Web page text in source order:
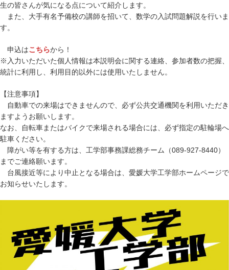
生の皆さんが気になる点について紹介します。
また、大手有名予備校の講師を招いて、数学の入試問題解説を行いま
す。
申込はこちらから！
※入力いただいた個人情報は本説明会に関する連絡、参加者数の把握、
統計に利用し、利用目的以外には使用いたしません。
【注意事項】
自動車での来場はできませんので、必ず公共交通機関を利用いただき
ますようお願いします。
なお、自転車またはバイクで来場される場合には、必ず指定の駐輪場へ
駐車ください。
障がい等を有する方は、工学部事務課総務チーム（089-927-8440）
までご連絡願います。
台風接近等により中止となる場合は、愛媛大学工学部ホームページで
お知らせいたします。